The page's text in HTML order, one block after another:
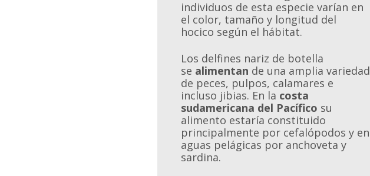
individuos de esta especie varían en
el color, tamaño y longitud del
hocico según el hábitat.
Los delfines nariz de botella
se alimentan de una amplia variedad
de peces, pulpos, calamares e
incluso jibias. En la costa
sudamericana del Pacífico su
alimento estaría constituido
principalmente por cefalópodos y en
aguas pelágicas por anchoveta y
sardina.